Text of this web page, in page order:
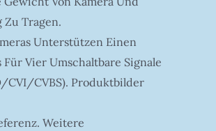
Zu Tragen.
Unterstützen Einen
Für Vier Umschaltbare Signale
CVI/CVBS). Produktbilder
Weitere